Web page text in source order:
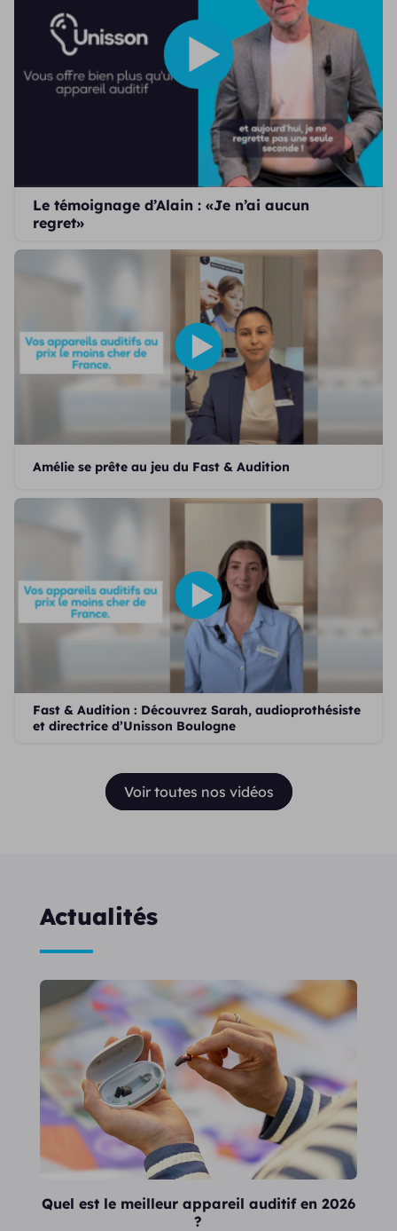
Le témoignage d’Alain : «Je n’ai aucun
regret»
Amélie se prête au jeu du Fast & Audition
Fast & Audition : Découvrez Sarah, audioprothésiste
et directrice d’Unisson Boulogne
Voir toutes nos vidéos
Actualités
Quel est le meilleur appareil auditif en 2026
?